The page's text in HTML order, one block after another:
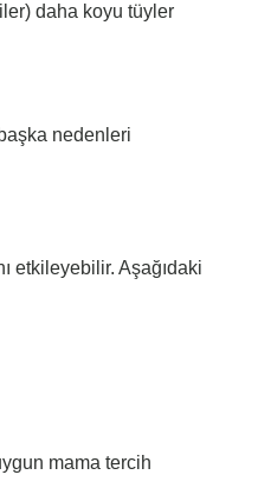
daha koyu tüyler
nedenleri
etkileyebilir. Aşağıdaki
mama tercih